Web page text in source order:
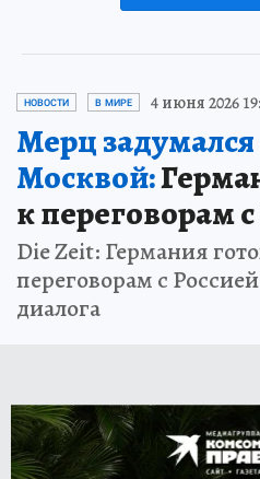
НОВОСТИ В МИРЕ 4 июня 2026
Мерц задумался
Москвой:
к переговорам
Die Zeit: Германия
переговорам с
диалога